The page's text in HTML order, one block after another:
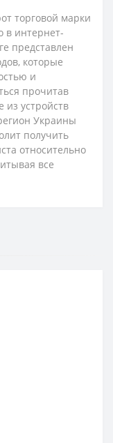
торговой марки
в интернет-
представлен
которые
и
прочитав
из устройств
Украины
получить
относительно
все